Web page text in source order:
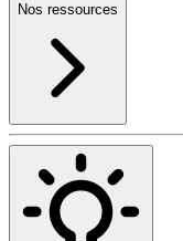
Nos ressources